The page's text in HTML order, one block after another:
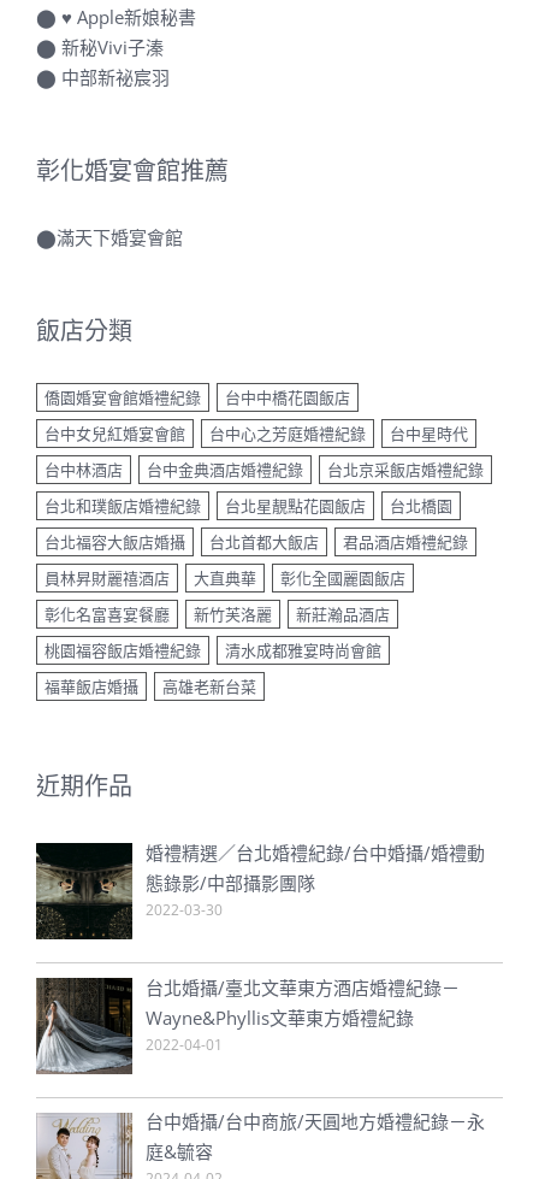
⬤ ♥ Apple新娘秘書
⬤ 新秘Vivi子溱
⬤ 中部新祕宸羽
彰化婚宴會館推薦
⬤滿天下婚宴會館
飯店分類
僑園婚宴會館婚禮紀錄
台中中橋花園飯店
台中女兒紅婚宴會館
台中心之芳庭婚禮紀錄
台中星時代
台中林酒店
台中金典酒店婚禮紀錄
台北京采飯店婚禮紀錄
台北和璞飯店婚禮紀錄
台北星靚點花園飯店
台北橋園
台北福容大飯店婚攝
台北首都大飯店
君品酒店婚禮紀錄
員林昇財麗禧酒店
大直典華
彰化全國麗園飯店
彰化名富喜宴餐廳
新竹芙洛麗
新莊瀚品酒店
桃園福容飯店婚禮紀錄
清水成都雅宴時尚會館
福華飯店婚攝
高雄老新台菜
近期作品
婚禮精選／台北婚禮紀錄/台中婚攝/婚禮動
態錄影/中部攝影團隊
2022-03-30
台北婚攝/臺北文華東方酒店婚禮紀錄－
Wayne&Phyllis文華東方婚禮紀錄
2022-04-01
台中婚攝/台中商旅/天圓地方婚禮紀錄－永
庭&毓容